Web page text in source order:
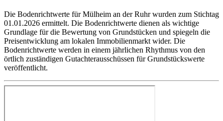
Die Bodenrichtwerte für Mülheim an der Ruhr wurden zum Stichtag
01.01.2026 ermittelt. Die Bodenrichtwerte dienen als wichtige
Grundlage für die Bewertung von Grundstücken und spiegeln die
Preisentwicklung am lokalen Immobilienmarkt wider. Die
Bodenrichtwerte werden in einem jährlichen Rhythmus von den
örtlich zuständigen Gutachterausschüssen für Grundstückswerte
veröffentlicht.